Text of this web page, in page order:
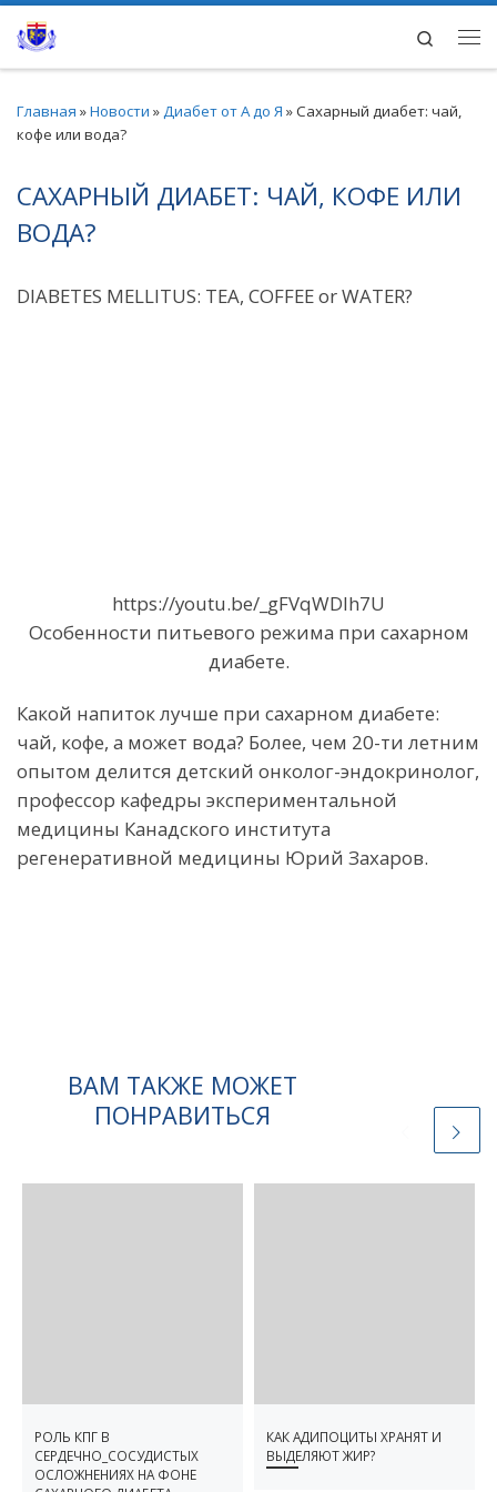
Перейти к содержимому
Search
Главная »Новости »Диабет от А до Я »Сахарный диабет: чай,
кофе или вода?
САХАРНЫЙ ДИАБЕТ: ЧАЙ, КОФЕ ИЛИ
ВОДА?
DIABETES MELLITUS: TEA, COFFEE or WATER?
https://youtu.be/_gFVqWDIh7U
Особенности питьевого режима при сахарном
диабете.
Какой напиток лучше при сахарном диабете:
чай, кофе, а может вода? Более, чем 20-ти летним
опытом делится детский онколог-эндокринолог,
профессор кафедры экспериментальной
медицины Канадского института
регенеративной медицины Юрий Захаров.
ВАМ ТАКЖЕ МОЖЕТ
ПОНРАВИТЬСЯ
РОЛЬ КПГ В
СЕРДЕЧНО_СОСУДИСТЫХ
ОСЛОЖНЕНИЯХ НА ФОНЕ
КАК АДИПОЦИТЫ ХРАНЯТ И
ВЫДЕЛЯЮТ ЖИР?